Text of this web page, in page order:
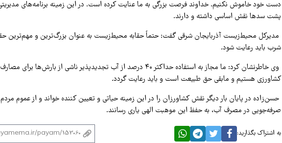
دست خود خاموش نکنیم. خداوند فرصت بزرگی به ما عنایت کرده است. در این زمینه برنامه‌های
پشت سدها نقش اساسی داشته و دارند.
مدیرکل محیط‌زیست آذربایجان شرقی گفت: حتماً حقابه محیط‌زیست به عنوان بزرگ‌ترین و مهم‌ترین
شرب باید رعایت شود.
وی خاطرنشان کرد: ما مجاز به استفاده حداکثر ۴۰ درصد از آب تجدیدپذیر ناشی از بارش‌ها
کشاورزی هستیم و مابقی حق طبیعت است و باید رعایت گردد.
حسن‌زاده در پایان بار دیگر نقش کشاورزان را در این زمینه حیاتی و تعیین کننده خواند و از عموم
صرفه‌جویی در مصرف آب، به حفظ این موهبت الهی یاری رسانند.
به اشتراک بگذارید: